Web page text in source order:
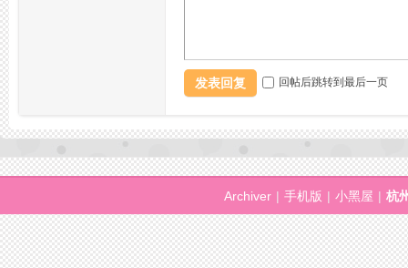
发表回复 回帖后跳转到最后一页
Archiver | 手机版 | 小黑屋 | 杭